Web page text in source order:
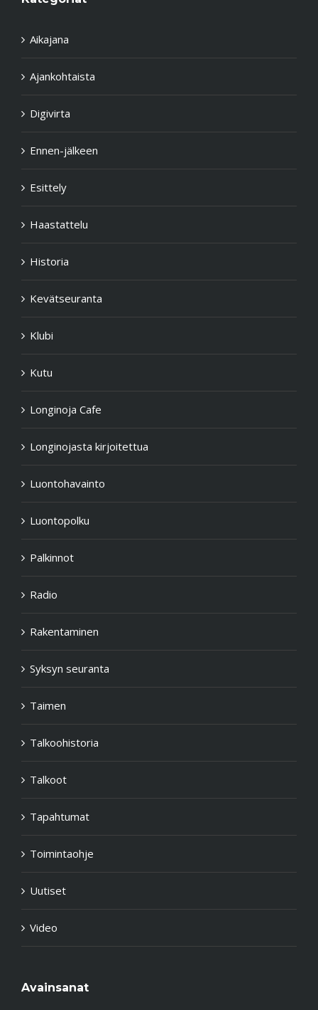
Aikajana
Ajankohtaista
Digivirta
Ennen-jälkeen
Esittely
Haastattelu
Historia
Kevätseuranta
Klubi
Kutu
Longinoja Cafe
Longinojasta kirjoitettua
Luontohavainto
Luontopolku
Palkinnot
Radio
Rakentaminen
Syksyn seuranta
Taimen
Talkoohistoria
Talkoot
Tapahtumat
Toimintaohje
Uutiset
Video
Avainsanat